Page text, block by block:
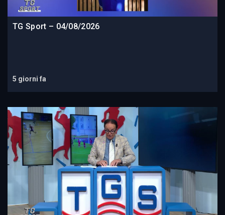
TG Sport – 04/08/2026
5 giorni fa